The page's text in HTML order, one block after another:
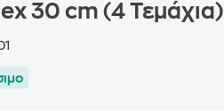
30 cm (4 Τεμάχια)